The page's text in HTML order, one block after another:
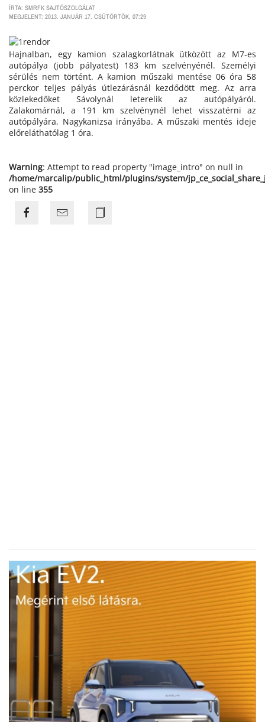
ÍRTA: SMRFK SAJTÓSZOLGÁLAT
MEGJELENT: 2013. JANUÁR 17. CSÜTÖRTÖK, 07:29
Hajnalban, egy kamion szalagkorlátnak ütközött az M7-es
autópálya (jobb pályatest) 183 km szelvényénél. Személyi
sérülés nem történt. A kamion műszaki mentése 06 óra 58
perckor teljes pályás útlezárásnál kezdődött meg. Az arra
közlekedőket Sávolynál leterelik az autópályáról.
Zalakomárnál, a 191 km szelvénynél lehet visszatérni az
autópályára, Nagykanizsa irányába. A műszaki mentés ideje
előreláthatólag 1 óra.
Warning: Attempt to read property "image_intro" on null in
/home/marcalip/public_html/plugins/system/
on line 355